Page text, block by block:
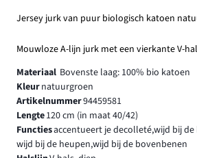
Jersey jurk van puur biologisch katoen
Mouwloze A-lijn jurk met een vierkante V-
Materiaal Bovenste laag: 100% bio katoen
Kleurnatuurgroen
Artikelnummer94459581
Lengte120 cm (in maat 40/42)
Functiesaccentueert je decolleté,wijd bij
wijd bij de heupen,wijd bij de bovenbenen